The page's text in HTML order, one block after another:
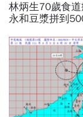
林炳生70歲食
永和豆漿拼到
期5症狀：高危